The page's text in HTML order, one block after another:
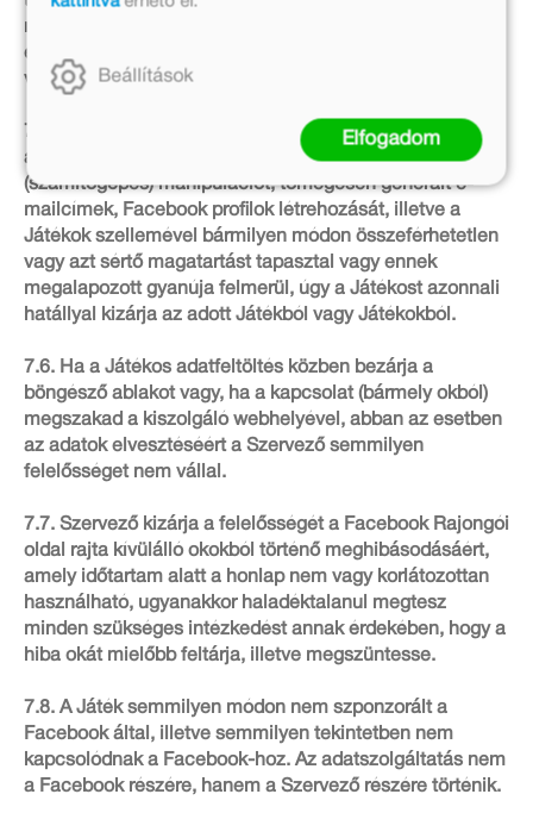
esetekre a Szervező semminemű felelősséget nem
vállal.
7.5. Szervező fenntartja magának a jogot arra, hogy
amennyiben valamely Játékos részéről bármilyen
(számítógépes) manipulációt, tömegesen generált e-
mailcímek, Facebook profilok létrehozását, illetve a
Játékok szellemével bármilyen módon összeférhetetlen
vagy azt sértő magatartást tapasztal vagy ennek
megalapozott gyanúja felmerül, úgy a Játékost azonnali
hatállyal kizárja az adott Játékból vagy Játékokból.
7.6. Ha a Játékos adatfeltöltés közben bezárja a
böngésző ablakot vagy, ha a kapcsolat (bármely okból)
megszakad a kiszolgáló webhelyével, abban az esetben
az adatok elvesztéséért a Szervező semmilyen
felelősséget nem vállal.
7.7. Szervező kizárja a felelősségét a Facebook Rajongói
oldal rajta kívülálló okokból történő meghibásodásáért,
amely időtartam alatt a honlap nem vagy korlátozottan
használható, ugyanakkor haladéktalanul megtesz
minden szükséges intézkedést annak érdekében, hogy a
hiba okát mielőbb feltárja, illetve megszüntesse.
7.8. A Játék semmilyen módon nem szponzorált a
Facebook által, illetve semmilyen tekintetben nem
kapcsolódnak a Facebook-hoz. Az adatszolgáltatás nem
a Facebook részére, hanem a Szervező részére történik.
Beállítások
Elfogadom